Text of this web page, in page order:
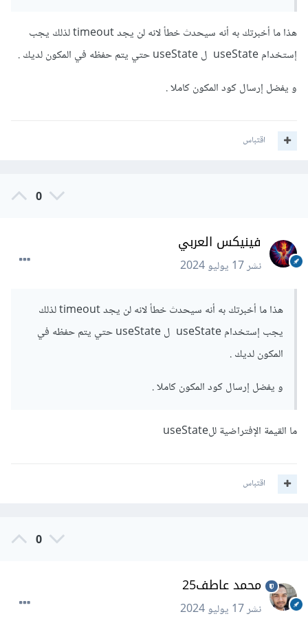
}, 5000);
};
وإيقافه من أي مكان .
فقط عن إنشاء setTimeout ودالة أخري مثلا cancelAction
هذا ما أخبرتك به أنه سيحدث خطأ لانه لن يجد timeout لذلك يجب
إستخدام useState ل useState حتي يتم حفظه في المكون لديك .
و يفضل إرسال كود المكون كاملا .
اقتباس
0
فينيكس العربي
نشر17 يوليو 2024
هذا ما أخبرتك به أنه سيحدث خطأ لانه لن يجد timeout لذلك
يجب إستخدام useState ل useState حتي يتم حفظه في
المكون لديك .
و يفضل إرسال كود المكون كاملا .
ما القيمة الإفتراضية للuseState
اقتباس
0
محمد عاطف25
نشر17 يوليو 2024